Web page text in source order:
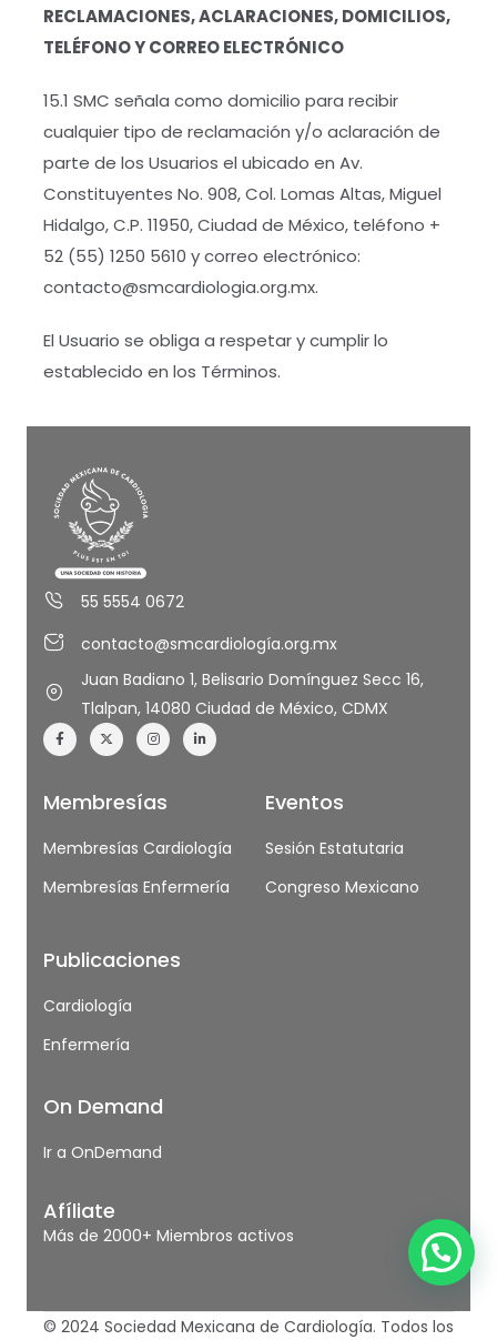
RECLAMACIONES, ACLARACIONES, DOMICILIOS,
TELÉFONO Y CORREO ELECTRÓNICO
15.1 SMC señala como domicilio para recibir
cualquier tipo de reclamación y/o aclaración de
parte de los Usuarios el ubicado en Av.
Constituyentes No. 908, Col. Lomas Altas, Miguel
Hidalgo, C.P. 11950, Ciudad de México, teléfono +
52 (55) 1250 5610 y correo electrónico:
contacto@smcardiologia.org.mx.
El Usuario se obliga a respetar y cumplir lo
establecido en los Términos.
55 5554 0672
contacto@smcardiología.org.mx
Juan Badiano 1, Belisario Domínguez Secc 16,
Tlalpan, 14080 Ciudad de México, CDMX
Membresías
Membresías Cardiología
Membresías Enfermería
Publicaciones
Cardiología
Enfermería
Eventos
Sesión Estatutaria
Congreso Mexicano
On Demand
Ir a OnDemand
Afíliate
Más de 2000+ Miembros activos
© 2024 Sociedad Mexicana de Cardiología. Todos los